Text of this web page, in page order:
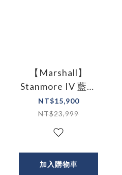
【Marshall】
Stanmore IV 藍牙
喇叭
NT$15,900
NT$23,999
加入購物車